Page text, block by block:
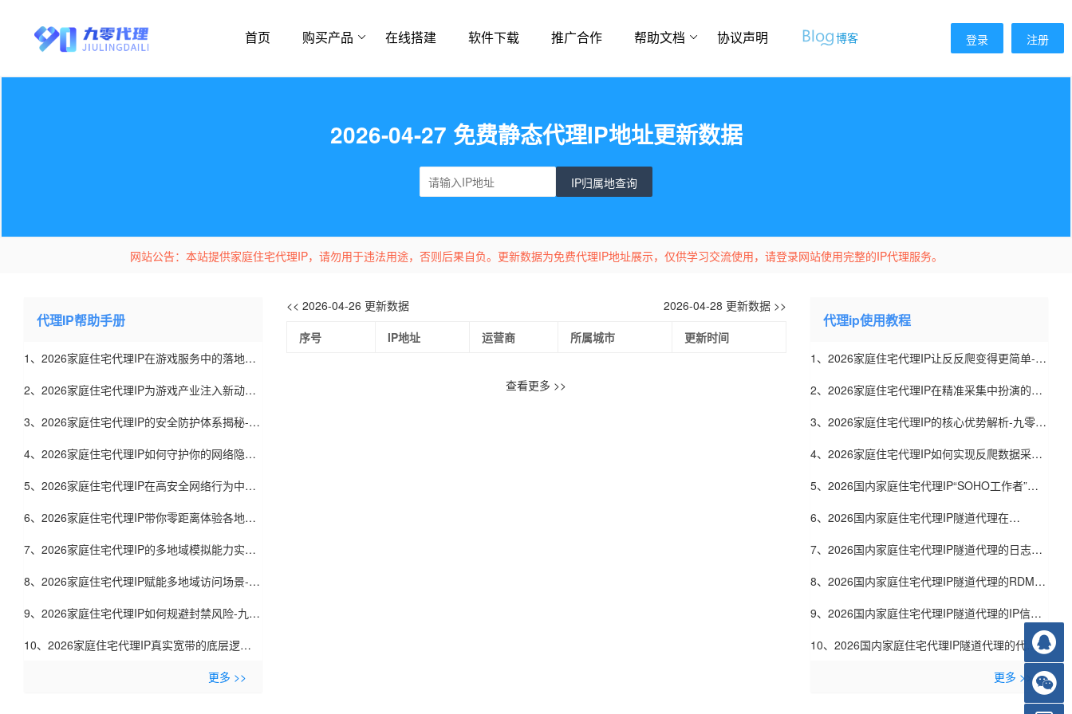
首页 购买产品 在线搭建 软件下载 推广合作 帮助文档 协议声明 博客 登录 注册
2026-04-27 免费静态代理IP地址更新数据
IP归属地查询
网站公告：本站提供家庭住宅代理IP，请勿用于违法用途，否则后果自负。更新数据为免费代理IP地址展示，仅供学习交流使用，请登录网站使用完整的IP代理服务。
代理IP帮助手册
1、2026家庭住宅代理IP在游戏服务中的落地实
践-九零代理
2、2026家庭住宅代理IP为游戏产业注入新动力-
九零代理
3、2026家庭住宅代理IP的安全防护体系揭秘-九
零代理
4、2026家庭住宅代理IP如何守护你的网络隐私-
九零代理
5、2026家庭住宅代理IP在高安全网络行为中的
价值-九零代理
6、2026家庭住宅代理IP带你零距离体验各地网
络-九零代理
7、2026家庭住宅代理IP的多地域模拟能力实测-
九零代理
8、2026家庭住宅代理IP赋能多地域访问场景-九
零代理
9、2026家庭住宅代理IP如何规避封禁风险-九零
代理
10、2026家庭住宅代理IP真实宽带的底层逻辑-
更多 >>
<< 2026-04-26 更新数据
2026-04-28 更新数据 >>
序号
IP地址 运营商 所属城市 更新时间
查看更多 >>
代理ip使用教程
1、2026家庭住宅代理IP让反反爬变得更简单-九
零代理
2、2026家庭住宅代理IP在精准采集中扮演的角
色-九零代理
3、2026家庭住宅代理IP的核心优势解析-九零代
理
4、2026家庭住宅代理IP如何实现反爬数据采集-
九零代理
5、2026国内家庭住宅代理IP“SOHO工作者”口
碑：自由职业者眼中的好用代理-九零代理
6、2026国内家庭住宅代理IP隧道代理在
SimilarTech技术栈采集中的应用：网站技术分
析-九零代理
7、2026国内家庭住宅代理IP隧道代理的日志脱
敏技术：自动隐藏用户敏感信息-九零代理
8、2026国内家庭住宅代理IP隧道代理的RDMA
技术支持：数据中心内部零拷贝传输-九零代理
9、2026国内家庭住宅代理IP隧道代理的IP信誉
共享联盟：多家服务商共建黑名单库-九零代理
10、2026国内家庭住宅代理IP隧道代理的代理
池预热技术：采集任务开始前预连接IP-九零代理
更多 >>